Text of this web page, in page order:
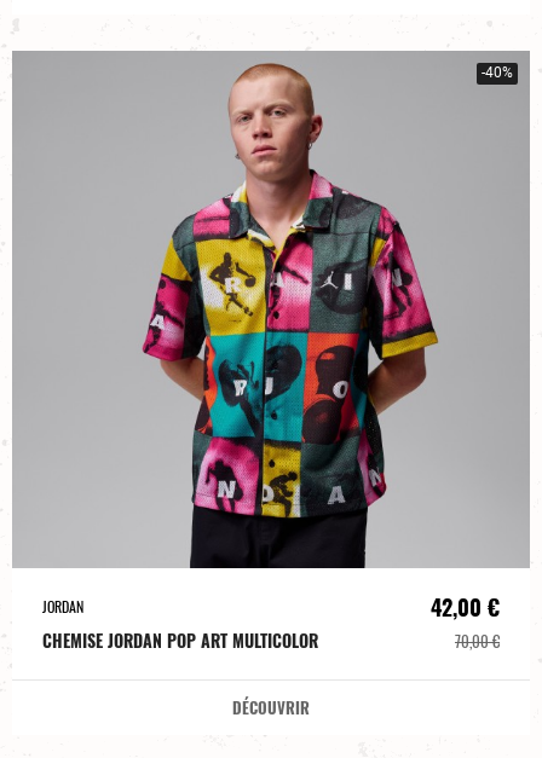
-40%
JORDAN
CHEMISE JORDAN POP ART MULTICOLOR
42,00 €
70,00 €
DÉCOUVRIR